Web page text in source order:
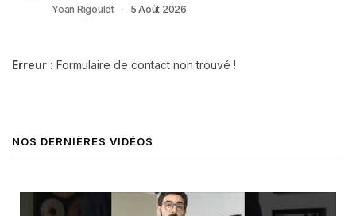
Yoan Rigoulet 5 Août 2026
Erreur : Formulaire de contact non trouvé !
NOS DERNIÈRES VIDÉOS